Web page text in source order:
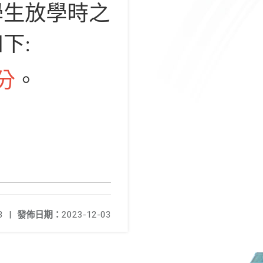
放學時之
:
。
發佈日期： 2023-12-03
|